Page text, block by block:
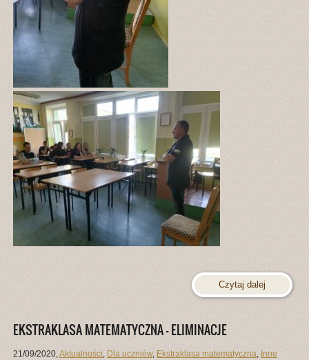
Czytaj dalej
EKSTRAKLASA MATEMATYCZNA – ELIMINACJE
21/09/2020,Aktualności, Dla uczniów, Ekstraklasa matematyczna, Inne